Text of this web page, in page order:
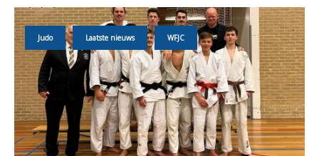
Judo Laatste nieuws WFJC